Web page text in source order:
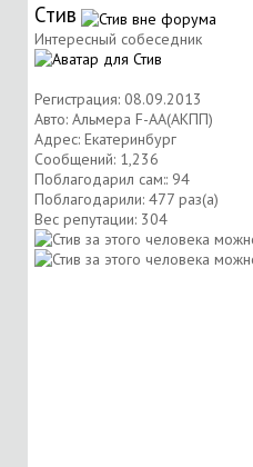
Стив
Интересный собеседник
Регистрация: 08.09.2013
Авто: Альмера F-AA(АКПП)
Адрес: Екатеринбург
Сообщений: 1,236
Поблагодарил сам:: 94
Поблагодарили: 477 раз(а)
Вес репутации: 304